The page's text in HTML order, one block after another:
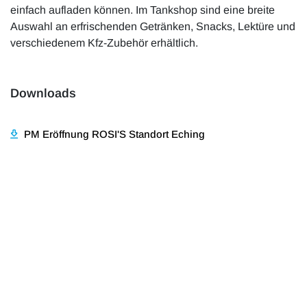
einfach aufladen können. Im Tankshop sind eine breite
Auswahl an erfrischenden Getränken, Snacks, Lektüre und
verschiedenem Kfz-Zubehör erhältlich.
Downloads
PM Eröffnung ROSI'S Standort Eching